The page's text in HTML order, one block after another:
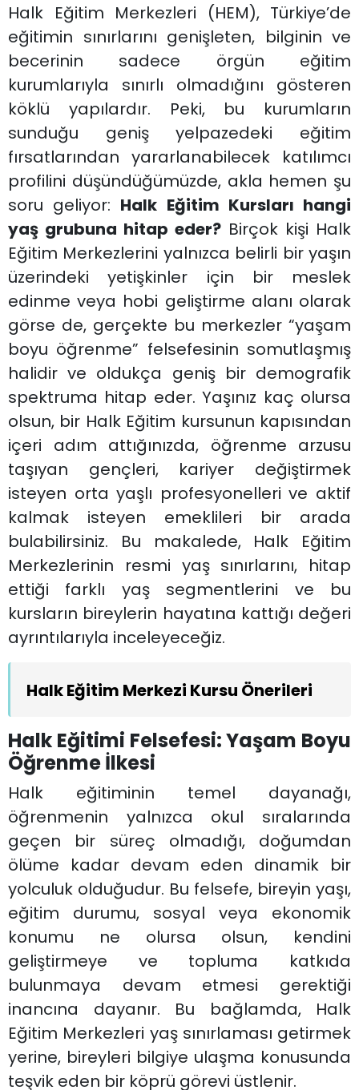
Halk Eğitim Merkezleri (HEM), Türkiye’de
eğitimin sınırlarını genişleten, bilginin ve
becerinin sadece örgün eğitim
kurumlarıyla sınırlı olmadığını gösteren
köklü yapılardır. Peki, bu kurumların
sunduğu geniş yelpazedeki eğitim
fırsatlarından yararlanabilecek katılımcı
profilini düşündüğümüzde, akla hemen şu
soru geliyor: Halk Eğitim Kursları hangi
yaş grubuna hitap eder? Birçok kişi Halk
Eğitim Merkezlerini yalnızca belirli bir yaşın
üzerindeki yetişkinler için bir meslek
edinme veya hobi geliştirme alanı olarak
görse de, gerçekte bu merkezler “yaşam
boyu öğrenme” felsefesinin somutlaşmış
halidir ve oldukça geniş bir demografik
spektruma hitap eder. Yaşınız kaç olursa
olsun, bir Halk Eğitim kursunun kapısından
içeri adım attığınızda, öğrenme arzusu
taşıyan gençleri, kariyer değiştirmek
isteyen orta yaşlı profesyonelleri ve aktif
kalmak isteyen emeklileri bir arada
bulabilirsiniz. Bu makalede, Halk Eğitim
Merkezlerinin resmi yaş sınırlarını, hitap
ettiği farklı yaş segmentlerini ve bu
kursların bireylerin hayatına kattığı değeri
ayrıntılarıyla inceleyeceğiz.
Halk Eğitim Merkezi Kursu Önerileri
Halk Eğitimi Felsefesi: Yaşam Boyu
Öğrenme İlkesi
Halk eğitiminin temel dayanağı,
öğrenmenin yalnızca okul sıralarında
geçen bir süreç olmadığı, doğumdan
ölüme kadar devam eden dinamik bir
yolculuk olduğudur. Bu felsefe, bireyin yaşı,
eğitim durumu, sosyal veya ekonomik
konumu ne olursa olsun, kendini
geliştirmeye ve topluma katkıda
bulunmaya devam etmesi gerektiği
inancına dayanır. Bu bağlamda, Halk
Eğitim Merkezleri yaş sınırlaması getirmek
yerine, bireyleri bilgiye ulaşma konusunda
teşvik eden bir köprü görevi üstlenir.